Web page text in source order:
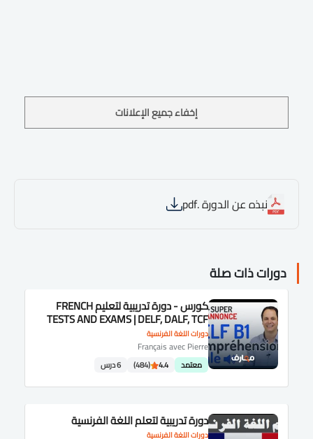
إخفاء جميع الإعلانات
نبذه عن الدورة .pdf
دورات ذات صلة
دورات اللغة الفرنسية
كورس - دورة تدريبية لتعليم FRENCH
TESTS AND EXAMS | DELF, DALF, TCF
Français avec Pierre
معتمد 4.4
(484) 6 درس
دورات اللغة الفرنسية
دورة تدريبية لتعلم اللغة الفرنسية